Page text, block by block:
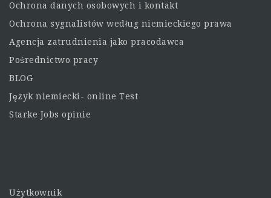
Ochrona danych osobowych i kontakt
Ochrona sygnalistów według niemieckiego prawa
Agencja zatrudnienia jako pracodawca
Pośrednictwo pracy
BLOG
Język niemiecki- online Test
Starke Jobs opinie
Użytkownik